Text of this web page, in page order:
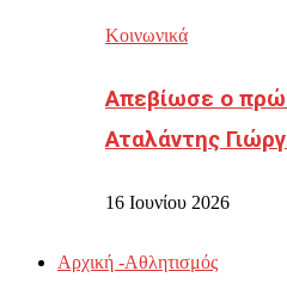
Κοινωνικά
Απεβίωσε ο
Αταλάντης
16 Ιουνίου 2026
Αρχική -Αθλητισμός